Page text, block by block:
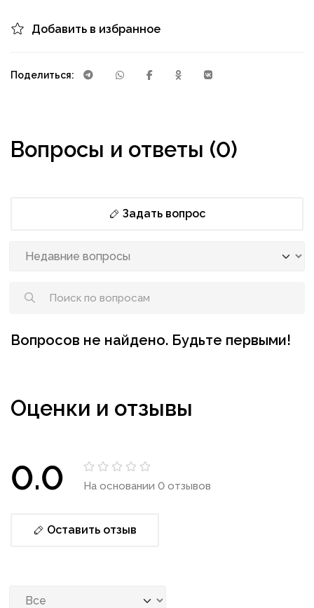
Добавить в избранное
Поделиться:
Вопросы и ответы (0)
Задать вопрос
Вопросов не найдено. Будьте первыми!
Оценки и отзывы
0.0 На основании 0 отзывов
Оставить отзыв